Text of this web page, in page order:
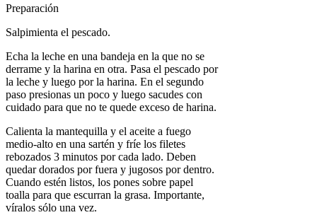
Preparación
Salpimienta el pescado.
Echa la leche en una bandeja en la que no se
derrame y la harina en otra. Pasa el pescado por
la leche y luego por la harina. En el segundo
paso presionas un poco y luego sacudes con
cuidado para que no te quede exceso de harina.
Calienta la mantequilla y el aceite a fuego
medio-alto en una sartén y fríe los filetes
rebozados 3 minutos por cada lado. Deben
quedar dorados por fuera y jugosos por dentro.
Cuando estén listos, los pones sobre papel
toalla para que escurran la grasa. Importante,
víralos sólo una vez.